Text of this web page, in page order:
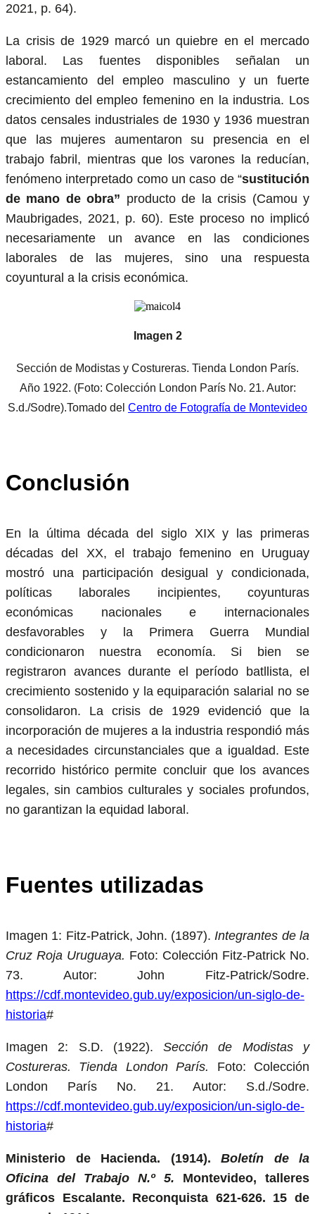
2021, p. 64).
La crisis de 1929 marcó un quiebre en el mercado
laboral. Las fuentes disponibles señalan un
estancamiento del empleo masculino y un fuerte
crecimiento del empleo femenino en la industria. Los
datos censales industriales de 1930 y 1936 muestran
que las mujeres aumentaron su presencia en el
trabajo fabril, mientras que los varones la reducían,
fenómeno interpretado como un caso de “sustitución
de mano de obra” producto de la crisis (Camou y
Maubrigades, 2021, p. 60). Este proceso no implicó
necesariamente un avance en las condiciones
laborales de las mujeres, sino una respuesta
coyuntural a la crisis económica.
Imagen 2
Sección de Modistas y Costureras. Tienda London París.
Año 1922. (Foto: Colección London París No. 21. Autor:
S.d./Sodre).Tomado del Centro de Fotografía de Montevideo
Conclusión
En la última década del siglo XIX y las primeras
décadas del XX, el trabajo femenino en Uruguay
mostró una participación desigual y condicionada,
políticas laborales incipientes, coyunturas
económicas nacionales e internacionales
desfavorables y la Primera Guerra Mundial
condicionaron nuestra economía. Si bien se
registraron avances durante el período batllista, el
crecimiento sostenido y la equiparación salarial no se
consolidaron. La crisis de 1929 evidenció que la
incorporación de mujeres a la industria respondió más
a necesidades circunstanciales que a igualdad. Este
recorrido histórico permite concluir que los avances
legales, sin cambios culturales y sociales profundos,
no garantizan la equidad laboral.
Fuentes utilizadas
Imagen 1: Fitz-Patrick, John. (1897). Integrantes de la
Cruz Roja Uruguaya. Foto: Colección Fitz-Patrick No.
73. Autor: John Fitz-Patrick/Sodre.
https://cdf.montevideo.gub.uy/exposicion/un-siglo-de-
historia#
Imagen 2: S.D. (1922).Sección de Modistas y
Costureras. Tienda London París.
Foto: Colección
London París No. 21. Autor: S.d./Sodre.
https://cdf.montevideo.gub.uy/exposicion/un-siglo-de-
historia#
Ministerio de Hacienda. (1914). Boletín de la
Oficina del Trabajo N.º 5. Montevideo, talleres
gráficos Escalante. Reconquista 621-626. 15 de